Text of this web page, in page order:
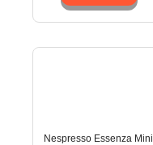
Nespresso Essenza Mini